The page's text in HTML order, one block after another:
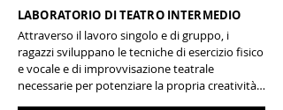
LABORATORIO DI TEATRO INTERMEDIO
Attraverso il lavoro singolo e di gruppo, i
ragazzi sviluppano le tecniche di esercizio fisico
e vocale e di improvvisazione teatrale
necessarie per potenziare la propria creatività